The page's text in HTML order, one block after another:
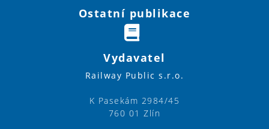
Ostatní publikace
Vydavatel
Railway Public s.r.o.
K Pasekám 2984/45
760 01 Zlín